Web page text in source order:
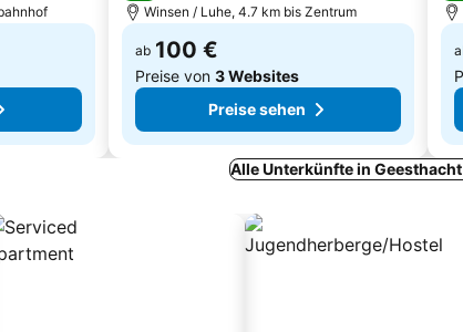
Winsen / Luhe, 4.7 km bis Zentrum
ab 100 €
Preise von 3 Websites
Preise sehen
Alle Unterkünfte in